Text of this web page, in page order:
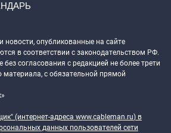
новости, опубликованные на сайте
в соответствии с законодательством РФ.
согласования с редакцией не более трети
материала, с обязательной прямой
(интернет-адреса www.cableman.ru) в
данных пользователей сети